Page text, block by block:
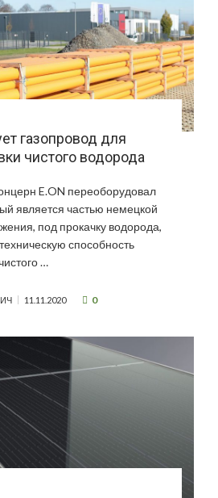
газопровод для
чистого водорода
E.ON переоборудовал
является частью немецкой
под прокачку водорода,
способность
…
11.11.2020 0